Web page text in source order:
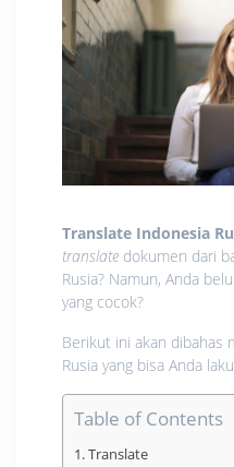
Translate Indonesia
translate dokumen dari
Rusia? Namun, Anda
yang cocok?
Berikut ini akan dibahas
Rusia yang bisa Anda
Table of Contents
Translate